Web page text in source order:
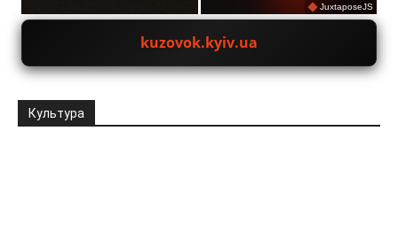
JuxtaposeJS
kuzovok.kyiv.ua
Культура